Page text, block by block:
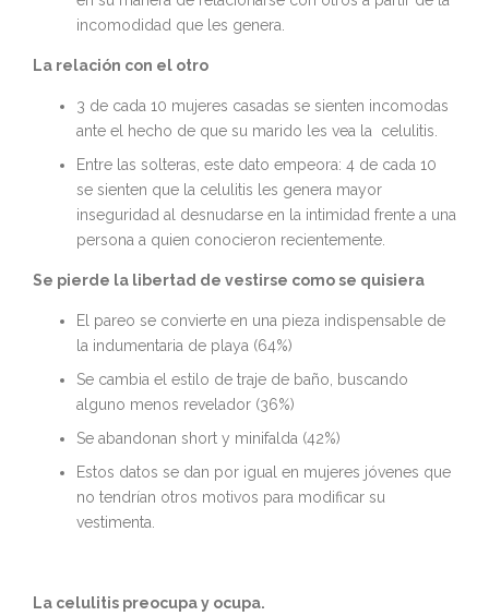
incomodidad que les genera.
La relación con el otro
3 de cada 10 mujeres casadas se sienten incomodas
ante el hecho de que su marido les vea la celulitis.
Entre las solteras, este dato empeora: 4 de cada 10
se sienten que la celulitis les genera mayor
inseguridad al desnudarse en la intimidad frente a una
persona a quien conocieron recientemente.
Se pierde la libertad de vestirse como se quisiera
El pareo se convierte en una pieza indispensable de
la indumentaria de playa (64%)
Se cambia el estilo de traje de baño, buscando
alguno menos revelador (36%)
Se abandonan short y minifalda (42%)
Estos datos se dan por igual en mujeres jóvenes que
no tendrían otros motivos para modificar su
vestimenta.
La celulitis preocupa y ocupa.